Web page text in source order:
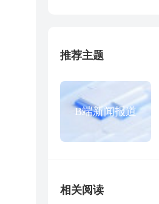
推荐主题
B端新闻报道
相关阅读